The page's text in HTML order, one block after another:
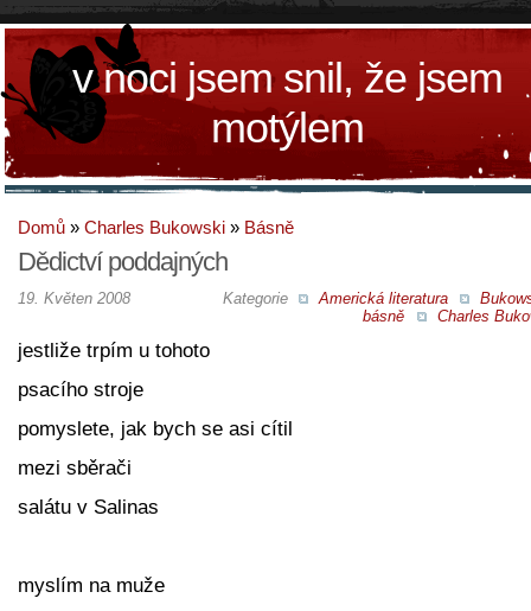
v noci jsem snil, že jsem
motýlem
Domů » Charles Bukowski » Básně
Dědictví poddajných
Kategorie Americká literatura
básně
Charles
19. Květen 2008
jestliže trpím u tohoto
psacího stroje
pomyslete, jak bych se asi cítil
mezi sběrači
salátu v Salinas
myslím na muže